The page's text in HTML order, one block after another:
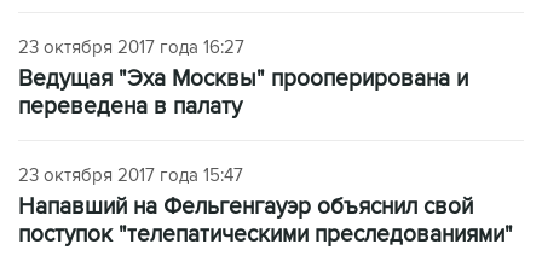
23 октября 2017 года 16:27
Ведущая "Эха Москвы" прооперирована и
переведена в палату
23 октября 2017 года 15:47
Напавший на Фельгенгауэр объяснил свой
поступок "телепатическими преследованиями"